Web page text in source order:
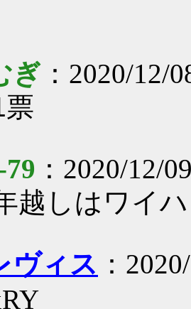
ぎ ：2020/12/
：2020/12/
越しはワイ
ヴィス ：